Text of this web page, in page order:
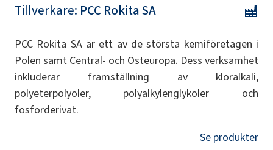
Tillverkare: PCC Rokita SA
PCC Rokita SA är ett av de största kemiföretagen i
Polen samt Central- och Östeuropa. Dess verksamhet
inkluderar framställning av kloralkali,
polyeterpolyoler, polyalkylenglykoler och
fosforderivat.
Se produkter